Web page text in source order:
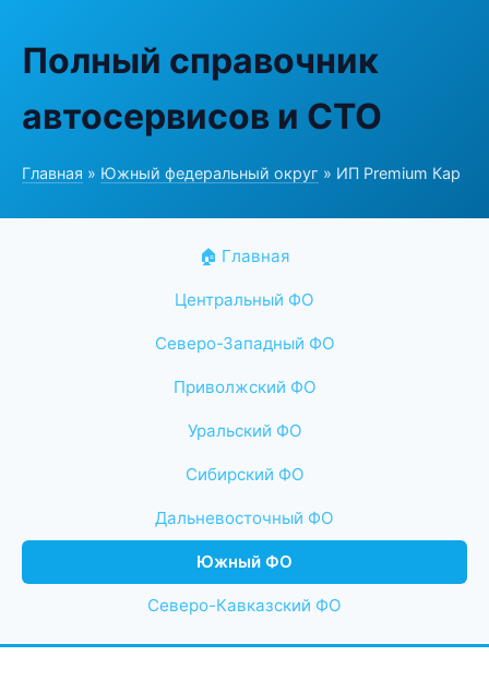
Полный справочник
автосервисов и СТО
Главная » Южный федеральный округ » ИП Premium Кар
🏠 Главная
Центральный ФО
Северо-Западный ФО
Приволжский ФО
Уральский ФО
Сибирский ФО
Дальневосточный ФО
Южный ФО
Северо-Кавказский ФО